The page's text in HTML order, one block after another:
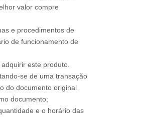
valor compre
e procedimentos de
de funcionamento de
este produto.
se de uma transação
do documento original
documento;
e o horário das